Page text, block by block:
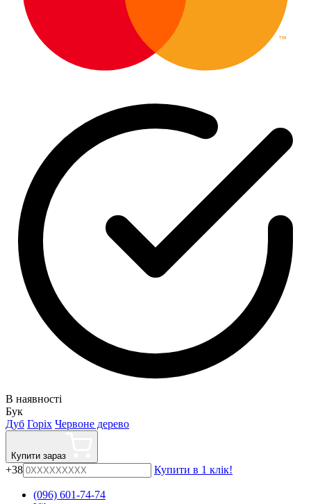
В наявності
Бук
Дуб Горіх Червоне дерево
Купити зараз
+38 Купити в 1 клік!
(096) 601-74-74